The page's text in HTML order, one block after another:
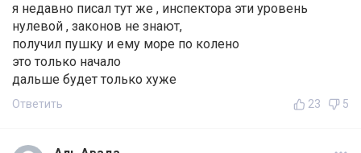
я недавно писал тут же , инспектора эти уровень
нулевой , законов не знают,
получил пушку и ему море по колено
это только начало
дальше будет только хуже
Ответить 23 5